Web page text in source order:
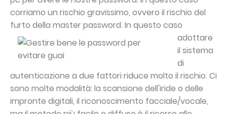
corriamo un rischio gravissimo, ovvero il rischio del
furto della master password. In questo caso
adottare
il sistema
di
autenticazione a due fattori riduce molto il rischio. Ci
sono molte modalità: la scansione dell'iride o delle
impronte digitali, il riconoscimento facciale/vocale,